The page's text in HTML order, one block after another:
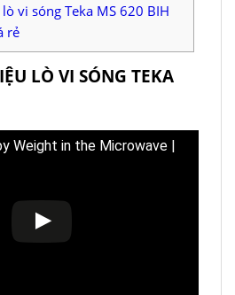
vi sóng Teka MS 620 BIH
rẻ
LÒ VI SÓNG TEKA
Weight in the Microwave |